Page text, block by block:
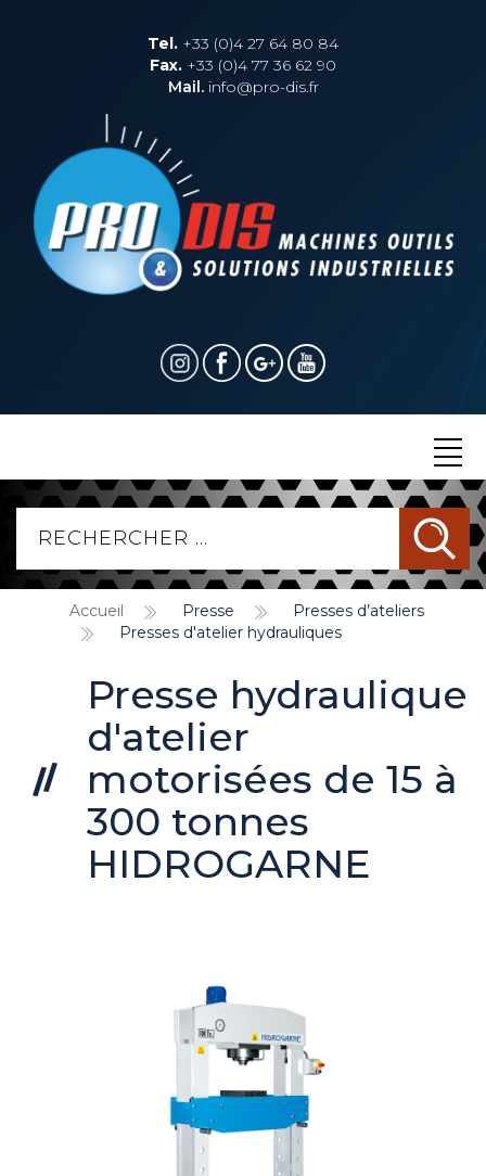
Tel. +33 (0)4 27 64 80 84
Fax. +33 (0)4 77 36 62 90
Mail.info@pro-dis.fr
Accueil Presse
Presses d’ateliers
Presses d'atelier hydrauliques
Presse hydraulique
d'atelier
motorisées de 15 à
300 tonnes
HIDROGARNE